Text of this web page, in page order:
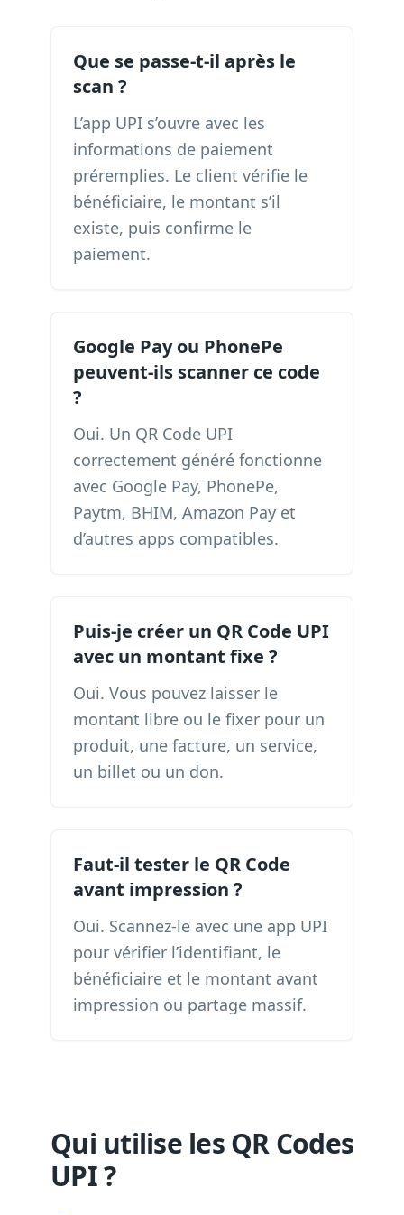
Que se passe-t-il après le
scan ?
L’app UPI s’ouvre avec les
informations de paiement
préremplies. Le client vérifie le
bénéficiaire, le montant s’il
existe, puis confirme le
paiement.
Google Pay ou PhonePe
peuvent-ils scanner ce code
?
Oui. Un QR Code UPI
correctement généré fonctionne
avec Google Pay, PhonePe,
Paytm, BHIM, Amazon Pay et
d’autres apps compatibles.
Puis-je créer un QR Code UPI
avec un montant fixe ?
Oui. Vous pouvez laisser le
montant libre ou le fixer pour un
produit, une facture, un service,
un billet ou un don.
Faut-il tester le QR Code
avant impression ?
Oui. Scannez-le avec une app UPI
pour vérifier l’identifiant, le
bénéficiaire et le montant avant
impression ou partage massif.
Qui utilise les QR Codes
UPI ?